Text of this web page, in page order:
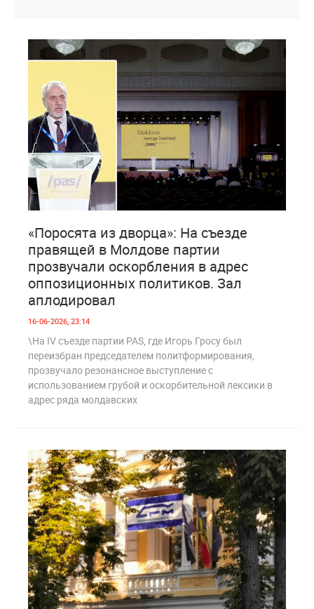
«Поросята из дворца»: На съезде
правящей в Молдове партии
прозвучали оскорбления в адрес
оппозиционных политиков. Зал
аплодировал
16-06-2026, 23:14
\На IV съезде партии PAS, где Игорь Гросу был
переизбран председателем политформирования,
прозвучало резонансное выступление с
использованием грубой и оскорбительной лексики в
адрес ряда молдавских